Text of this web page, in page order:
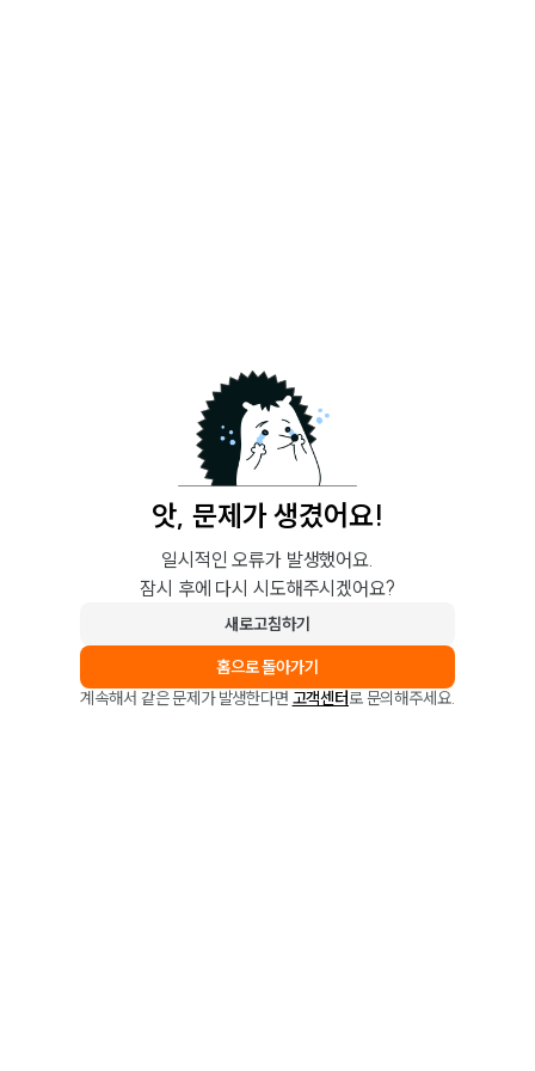
앗, 문제가 생겼어요!
일시적인 오류가 발생했어요.
잠시 후에 다시 시도해주시겠어요?
새로고침하기
홈으로 돌아가기
계속해서 같은 문제가 발생한다면 고객센터로 문의해주세요.